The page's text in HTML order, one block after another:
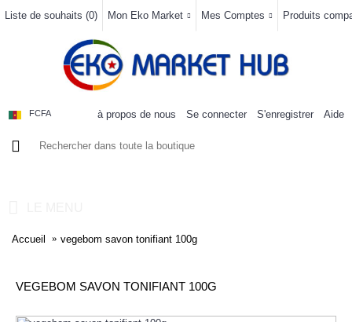
Liste de souhaits (0) Mon Eko Market Mes Comptes Produits
FCFA à propos de nous Se connecter S'enregistrer Aide
Accueil vegebom savon tonifiant 100g
VEGEBOM SAVON TONIFIANT 100G